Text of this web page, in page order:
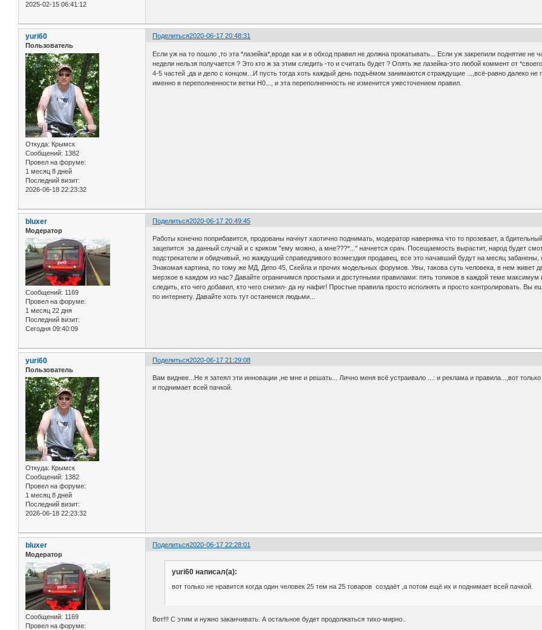
2025-02-15 06:41:12
Поделиться2020-06-17 20:48:31
yuri60
Пользователь
Откуда: Крымск
Сообщений: 1382
Провел на форуме:
1 месяц 8 дней
Последний визит:
2026-06-18 22:23:32
Если уж на то пошло ,то эта *лазейка*,вроде как и в обход правил не должна прокатывать... Если уж закрепили поднятие
недели нельзя получается ? Это кто ж за этим следить -то и считать будет ? Опять же лазейка-это любой коммент от
4-5 частей ,да и дело с концом...И пусть тогда хоть каждый день подъёмом занимаются страждущие ...,всё-равно далеко
именно в переполненности ветки Н0..., и эта переполненность не изменится ужесточением правил.
Поделиться2020-06-17 20:49:45
bluxer
Модератор
Сообщений: 1169
Провел на форуме:
1 месяц 22 дня
Последний визит:
Сегодня 09:40:09
Работы конечно поприбавится, продованы начнут хаотично поднимать, модератор наверняка что то прозевает, а
зацепится за данный случай и с криком "ему можно, а мне???*..." начнется срач. Посещаемость вырастит, народ будет
подстрекатели и обидчивый, но жаждущий справедливого возмездия продавец, все это начавший будут на месяц забанены,
Знакомая картина, по тому же МД, Депо 45, Скейла и прочих модельных форумов. Увы, такова суть человека, в нем живет
мерзкое в каждом из нас? Давайте ограничимся простыми и доступными правилами: пять топиков в каждой теме
следить, кто чего добавил, кто чего снизил- да ну нафиг! Простые правила просто исполнять и просто контролировать. Вы
по интернету. Давайте хоть тут останемся людьми...
Поделиться2020-06-17 21:29:08
yuri60
Пользователь
Откуда: Крымск
Сообщений: 1382
Провел на форуме:
1 месяц 8 дней
Последний визит:
2026-06-18 22:23:32
Вам виднее...Не я затеял эти инновации ,не мне и решать... Лично меня всё устраивало ...: и реклама и правила...,вот
и поднимает всей пачкой.
Поделиться2020-06-17 22:28:01
bluxer
Модератор
Сообщений: 1169
Провел на форуме:
yuri60 написал(а):
вот только не нравится когда один человек 25 тем на 25 товаров создаёт ,а потом ещё их и поднимает всей пачкой.
Вот!!! С этим и нужно заканчивать. А остальное будет продолжаться тихо-мирно..